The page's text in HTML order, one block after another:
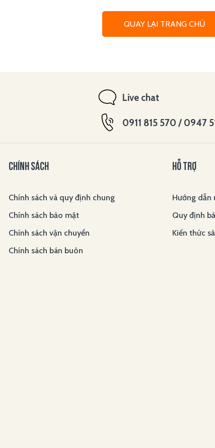
QUAY LẠI TRANG CHỦ
Live chat
0911 815 570 / 0947
CHÍNH SÁCH
Chính sách và quy định chung
Chính sách bảo mật
Chính sách vận chuyển
Chính sách bán buôn
HỖ TRỢ
Hướng dẫn
Quy định
Kiến thức